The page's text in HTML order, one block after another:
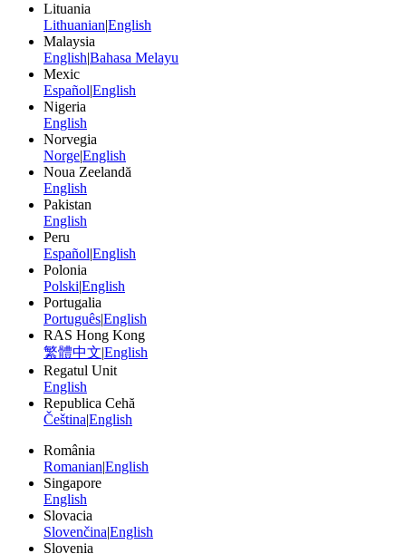
Lituania
Lithuanian|English
Malaysia
English|Bahasa Melayu
Mexic
Español|English
Nigeria
English
Norvegia
Norge|English
Noua Zeelandă
English
Pakistan
English
Peru
Español|English
Polonia
Polski|English
Portugalia
Português|English
RAS Hong Kong
繁體中文|English
Regatul Unit
English
Republica Cehă
Čeština|English
România
Romanian|English
Singapore
English
Slovacia
Slovenčina|English
Slovenia